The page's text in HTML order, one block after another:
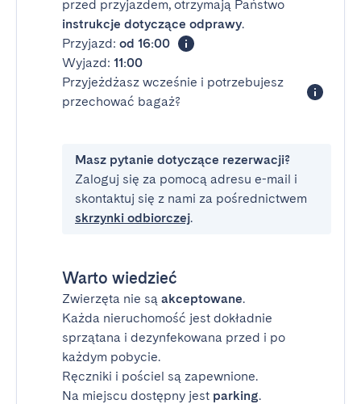
przed przyjazdem, otrzymają Państwo
instrukcje dotyczące odprawy.
Przyjazd: od 16:00
Wyjazd: 11:00
Przyjeżdżasz wcześnie i potrzebujesz
przechować bagaż?
Masz pytanie dotyczące rezerwacji?
Zaloguj się za pomocą adresu e-mail i
skontaktuj się z nami za pośrednictwem
skrzynki odbiorczej.
Warto wiedzieć
Zwierzęta nie są akceptowane.
Każda nieruchomość jest dokładnie
sprzątana i dezynfekowana przed i po
każdym pobycie.
Ręczniki i pościel są zapewnione.
Na miejscu dostępny jest parking.